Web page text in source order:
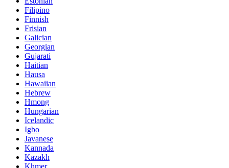
Filipino
Finnish
Frisian
Galician
Georgian
Gujarati
Haitian
Hausa
Hawaiian
Hebrew
Hmong
Hungarian
Icelandic
Igbo
Javanese
Kannada
Kazakh